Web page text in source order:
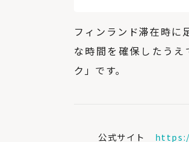
フィンランド滞在時に
な時間を確保したう
ク」です。
公式サイト